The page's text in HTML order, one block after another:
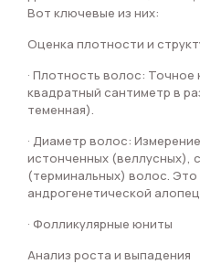
Вот ключевые из них:
Оценка плотности и
· Плотность волос:
квадратный сантиметр в
теменная).
· Диаметр волос:
истонченных (веллусных),
(терминальных) волос.
андрогенетической
· Фолликулярные юниты
Анализ роста и выпадения